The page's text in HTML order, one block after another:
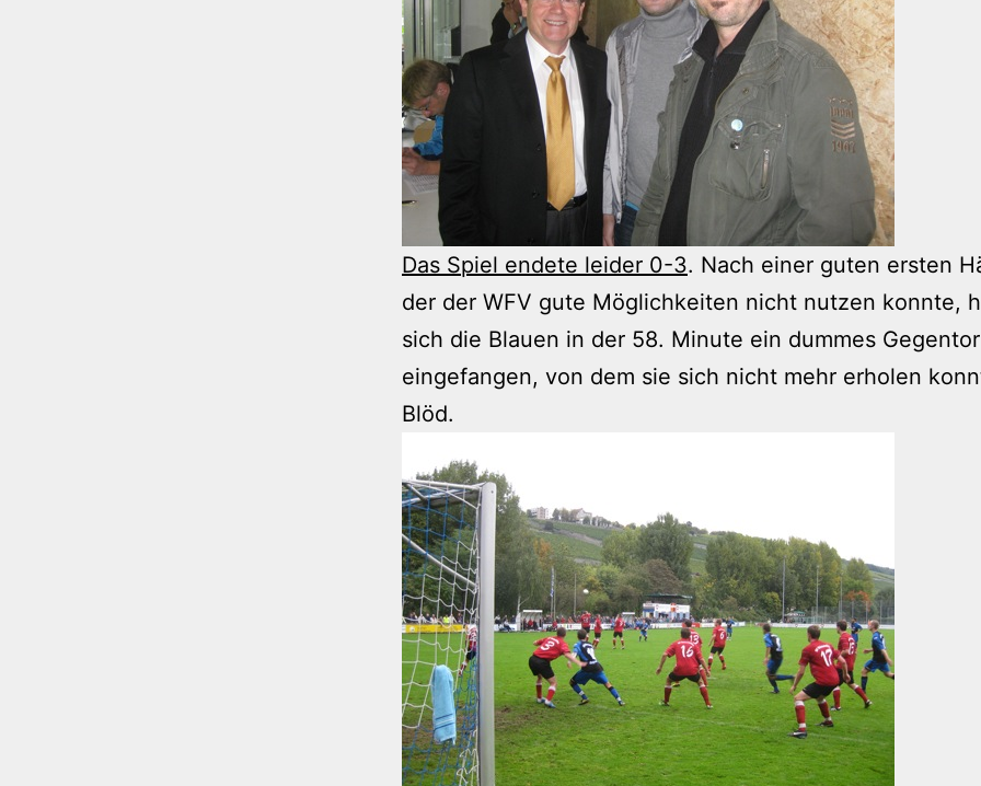
Das Spiel endete leider 0-3. Nach einer guten ersten
der der WFV gute Möglichkeiten nicht nutzen konnte,
sich die Blauen in der 58. Minute ein dummes Gegentor
eingefangen, von dem sie sich nicht mehr erholen
Blöd.